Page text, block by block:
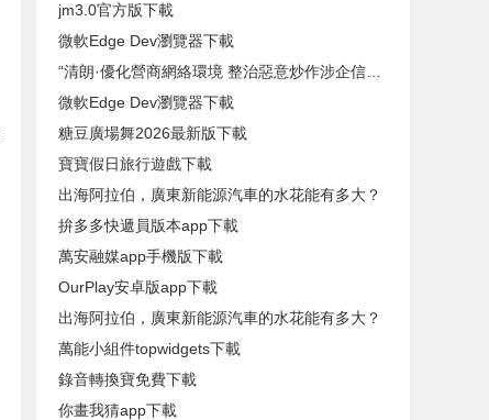
jm3.0官方版下載
微軟Edge Dev瀏覽器下載
“清朗·優化營商網絡環境 整治惡意炒作涉企信息”專項行動公開曝光一批典型案例
微軟Edge Dev瀏覽器下載
糖豆廣場舞2026最新版下載
寶寶假日旅行遊戲下載
出海阿拉伯，廣東新能源汽車的水花能有多大？
拚多多快遞員版本app下載
萬安融媒app手機版下載
OurPlay安卓版app下載
出海阿拉伯，廣東新能源汽車的水花能有多大？
萬能小組件topwidgets下載
錄音轉換寶免費下載
你畫我猜app下載